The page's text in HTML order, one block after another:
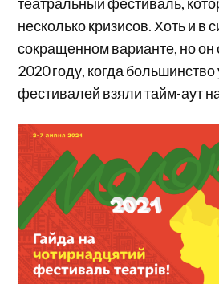
несколько кризисов. Хоть и в
сокращенном варианте, но он
2020 году, когда большинство
фестивалей взяли тайм-аут